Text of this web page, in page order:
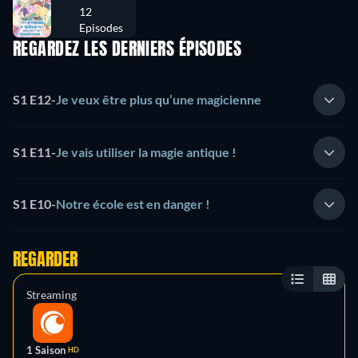
12
Episodes
REGARDEZ LES DERNIERS ÉPISODES
S1 E12-Je veux être plus qu’une magicienne
S1 E11- Je vais utiliser la magie antique !
S1 E10-Notre école est en danger !
REGARDER
Streaming
1 Saison HD